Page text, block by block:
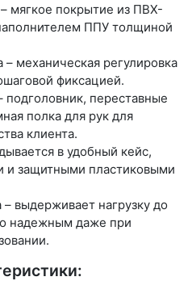
мягкое покрытие из ПВХ-
ППУ толщиной
– механическая регулировка
фиксацией.
переставные
полка для рук для
клиента.
в удобный кейс,
и защитными пластиковыми
выдерживает нагрузку до
надежным даже при